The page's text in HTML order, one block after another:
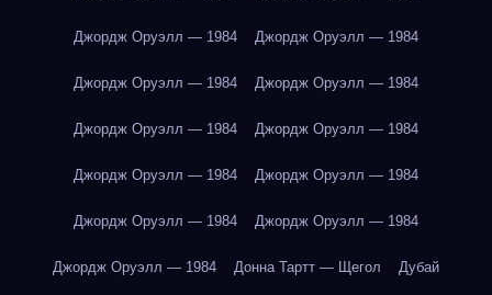
Джордж Оруэлл — 1984 Джордж Оруэлл — 1984
Джордж Оруэлл — 1984 Джордж Оруэлл — 1984
Джордж Оруэлл — 1984 Джордж Оруэлл — 1984
Джордж Оруэлл — 1984 Джордж Оруэлл — 1984
Джордж Оруэлл — 1984 Джордж Оруэлл — 1984
Джордж Оруэлл — 1984 Донна Тартт — Щегол Дубай